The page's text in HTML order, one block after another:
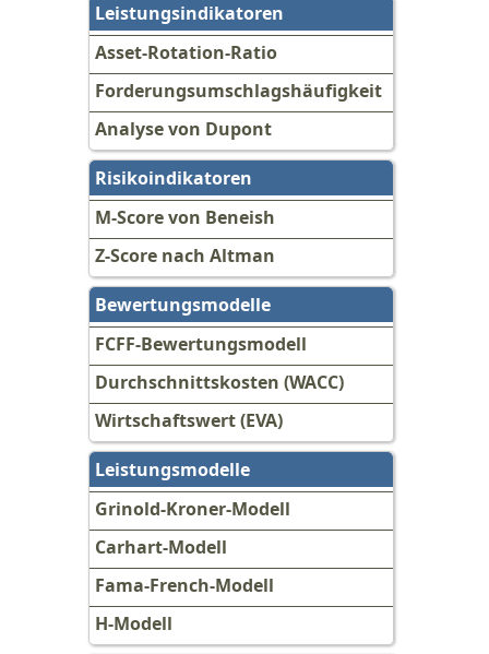
Leistungsindikatoren
Asset-Rotation-Ratio
Forderungsumschlagshäufigkeit
Analyse von Dupont
Risikoindikatoren
M-Score von Beneish
Z-Score nach Altman
Bewertungsmodelle
FCFF-Bewertungsmodell
Durchschnittskosten (WACC)
Wirtschaftswert (EVA)
Leistungsmodelle
Grinold-Kroner-Modell
Carhart-Modell
Fama-French-Modell
H-Modell